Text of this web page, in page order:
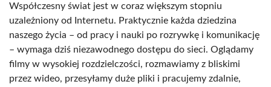
Współczesny świat jest w coraz większym stopniu
uzależniony od Internetu. Praktycznie każda dziedzina
naszego życia – od pracy i nauki po rozrywkę i komunikację
– wymaga dziś niezawodnego dostępu do sieci. Oglądamy
filmy w wysokiej rozdzielczości, rozmawiamy z bliskimi
przez wideo, przesyłamy duże pliki i pracujemy zdalnie,